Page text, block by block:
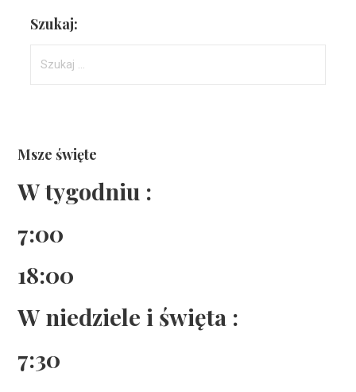
Szukaj:
Msze święte
W tygodniu :
7:00
18:00
W niedziele i święta :
7:30